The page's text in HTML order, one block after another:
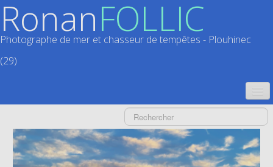
RonanFOLLIC
Photographe de mer et chasseur de tempêtes - Plouhinec
(29)
CATALOGUES
CALENDRIERS▼